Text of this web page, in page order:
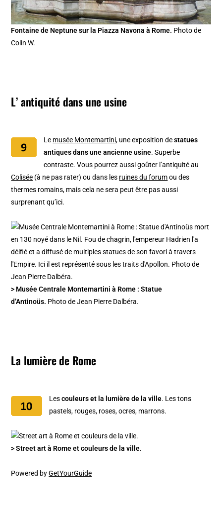
Fontaine de Neptune sur la Piazza Navona à Rome. Photo de
Colin W.
L’ antiquité dans une usine
Le musée Montemartini, une exposition destatues
antiques dans une ancienne usine. Superbe
contraste. Vous pourrez aussi goûter l’antiquité au
Colisée (à ne pas rater) ou dans les ruines du forumou des
thermes romains, mais cela ne sera peut être pas aussi
surprenant qu’ici.
> Musée Centrale Montemartini à Rome : Statue
d’Antinoüs. Photo de Jean Pierre Dalbéra.
La lumière de Rome
Lescouleurs et la lumière de la ville. Les tons
pastels, rouges, roses, ocres, marrons.
> Street art à Rome et couleurs de la ville.
Powered byGetYourGuide